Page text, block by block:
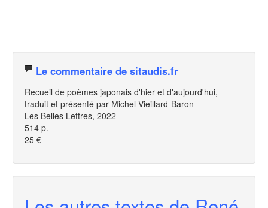
Le commentaire de sitaudis.fr
Recueil de poèmes japonais d'hier et d'aujourd'hui,
traduit et présenté par Michel Vieillard-Baron
Les Belles Lettres, 2022
514 p.
25 €